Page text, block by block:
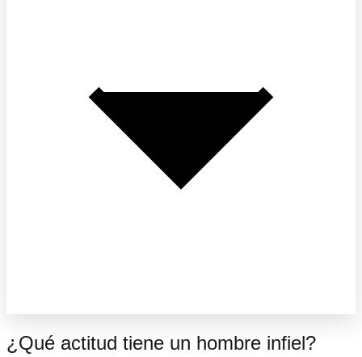
¿Qué actitud tiene un hombre infiel?